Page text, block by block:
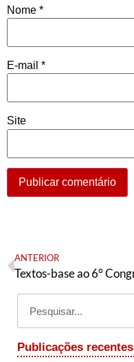
Nome *
E-mail *
Site
ANTERIOR
Publicações recentes